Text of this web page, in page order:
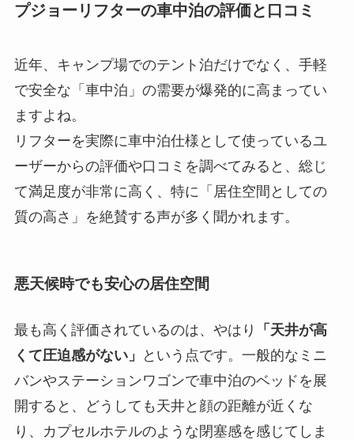
プジョーリフターの車中泊の評価と口コミ
近年、キャンプ場でのテント泊だけでなく、手軽
で安全な「車中泊」の需要が爆発的に高まってい
ますよね。
リフターを実際に車中泊仕様として使っているユ
ーザーからの評価や口コミを調べてみると、総じ
て満足度が非常に高く、特に「居住空間としての
質の高さ」を絶賛する声が多く聞かれます。
悪天候時でも安心の居住空間
最も高く評価されているのは、やはり
「天井が高
くて圧迫感がない」
という点です。一般的なミニ
バンやステーションワゴンで車中泊のベッドを展
開すると、どうしても天井と顔の距離が近くな
り、カプセルホテルのような閉塞感を感じてしま